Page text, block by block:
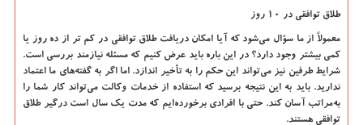
طلاق توافقی در 10 روز
معمولاً از ما سؤال می‌شود که آیا امکان دریافت طلاق توافقی در کم تر از ده روز یا
کمی بیشتر وجود دارد؟ در این باره باید عرض کنیم که مسئله نیازمند بررسی است.
شرایط طرفین نیز می‌تواند این حکم را به تأخیر اندازد. اما اگر به گفته‌های ما اعتماد
ندارید. باید به این نتیجه برسید که استفاده از خدمات وکالت می‌تواند کار شما را
به‌مراتب آسان کند. حتی با افرادی برخورده‌ایم که مدت یک سال است درگیر طلاق
توافقی هستند.